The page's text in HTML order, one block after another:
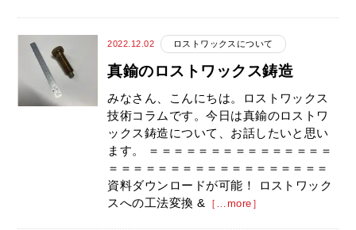
2022.12.02 ロストワックスについて
真鍮のロストワックス鋳造
みなさん、こんにちは。ロストワックス
技術コラムです。今日は真鍮のロストワ
ックス鋳造について、お話したいと思い
ます。 ＝＝＝＝＝＝＝＝＝＝＝＝＝＝＝
＝＝＝＝＝＝＝＝＝＝＝＝＝＝＝＝＝＝
資料ダウンロードが可能！ ロストワック
スへの工法変換 &
［…more］